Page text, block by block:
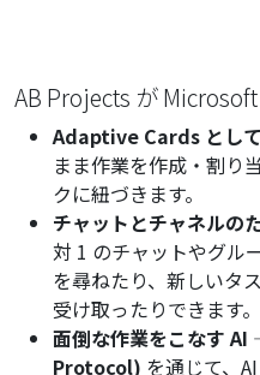
AB Projects が
Adaptive Cards とし
まま作業を作成・割り
クに紐づきます。
チャットとチャネルの
対 1 のチャットやグル
を尋ねたり、新しいタ
受け取ったりできます。
面倒な作業をこなす AI
Protocol) を通じて、